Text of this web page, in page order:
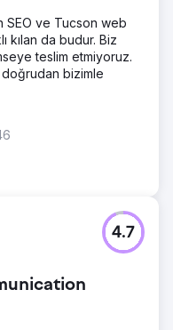
SEO ve Tucson web
kılan da budur. Biz
teslim etmiyoruz.
doğrudan bizimle
4.7